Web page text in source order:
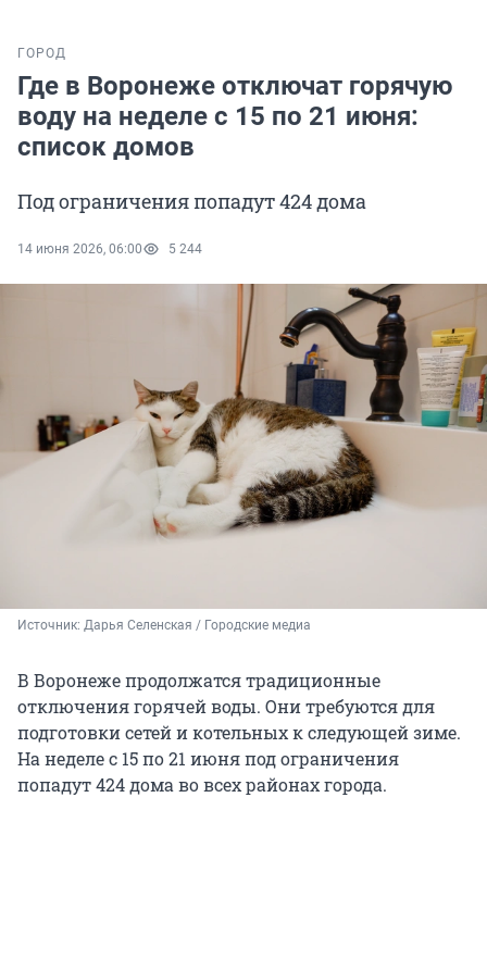
ГОРОД
Где в Воронеже отключат горячую
воду на неделе с 15 по 21 июня:
список домов
Под ограничения попадут 424 дома
14 июня 2026, 06:00 5 244
Источник: Дарья Селенская / Городские медиа
В Воронеже продолжатся традиционные
отключения горячей воды. Они требуются для
подготовки сетей и котельных к следующей зиме.
На неделе с 15 по 21 июня под ограничения
попадут 424 дома во всех районах города.